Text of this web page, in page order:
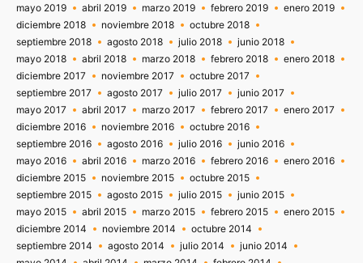
mayo 2019
abril 2019 marzo 2019 febrero 2019
enero 2019
diciembre 2018
noviembre 2018
octubre 2018
septiembre 2018
agosto 2018 julio 2018
junio 2018
mayo 2018
abril 2018 marzo 2018 febrero 2018
enero 2018
diciembre 2017
noviembre 2017
octubre 2017
septiembre 2017
agosto 2017 julio 2017
junio 2017
mayo 2017
abril 2017 marzo 2017 febrero 2017
enero 2017
diciembre 2016
noviembre 2016
octubre 2016
septiembre 2016
agosto 2016 julio 2016
junio 2016
mayo 2016
abril 2016 marzo 2016 febrero 2016
enero 2016
diciembre 2015
noviembre 2015
octubre 2015
septiembre 2015
agosto 2015 julio 2015
junio 2015
mayo 2015
abril 2015 marzo 2015 febrero 2015
enero 2015
diciembre 2014
noviembre 2014
octubre 2014
septiembre 2014
agosto 2014 julio 2014
junio 2014